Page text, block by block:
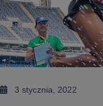
3 stycznia, 2022